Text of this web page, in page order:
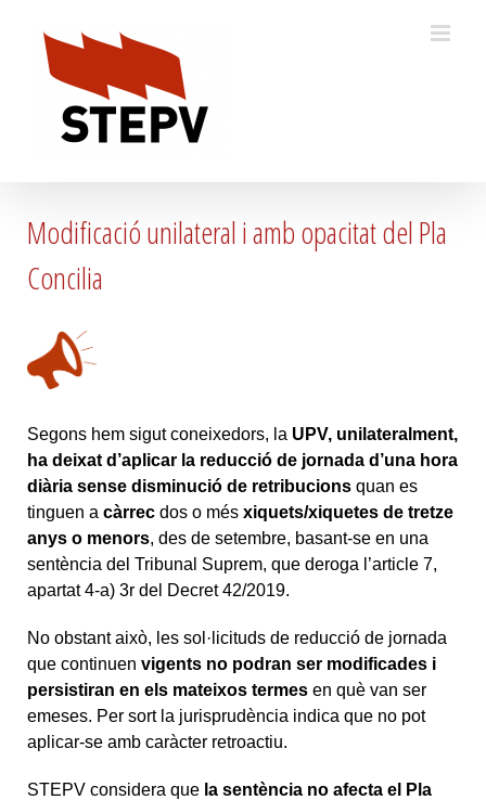
content
Modificació unilateral i amb opacitat del Pla
Concilia
Segons hem sigut coneixedors, la UPV, unilateralment,
ha deixat d’aplicar la reducció de jornada d’una hora
diària sense disminució de retribucions quan es
tinguen a càrrec dos o més xiquets/xiquetes de tretze
anys o menors, des de setembre, basant-se en una
sentència del Tribunal Suprem, que deroga l’article 7,
apartat 4-a) 3r del Decret 42/2019.
No obstant això, les sol·licituds de reducció de jornada
que continuen vigents no podran ser modificades i
persistiran en els mateixos termes en què van ser
emeses. Per sort la jurisprudència indica que no pot
aplicar-se amb caràcter retroactiu.
STEPV considera que la sentència no afecta el Pla